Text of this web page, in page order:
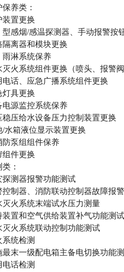
养类：
装置更换
型感烟/感温探测器、手动报警按
隔离器和模块更换
雨淋系统保养
灭火系统组件更换（喷头、报警
电话、应急广播系统组件更换
灯具更换
电源监控系统保养
稳压给水设备压力控制装置更换
/水箱液位显示装置更换
防泵组组件保养
组件更换
：
探测器报警功能测试
控制器、消防联动控制器故障报
灭火系统末端试水压力测量
装置和空气供给装置补气功能测试
灭火系统联动控制功能测试
统检测
最末一级配电箱主备电切换功能
话检测